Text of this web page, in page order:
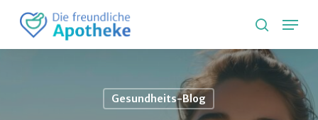
main
search
Gesundheits-Blog